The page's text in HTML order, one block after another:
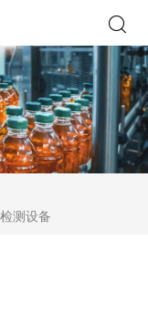
测设备